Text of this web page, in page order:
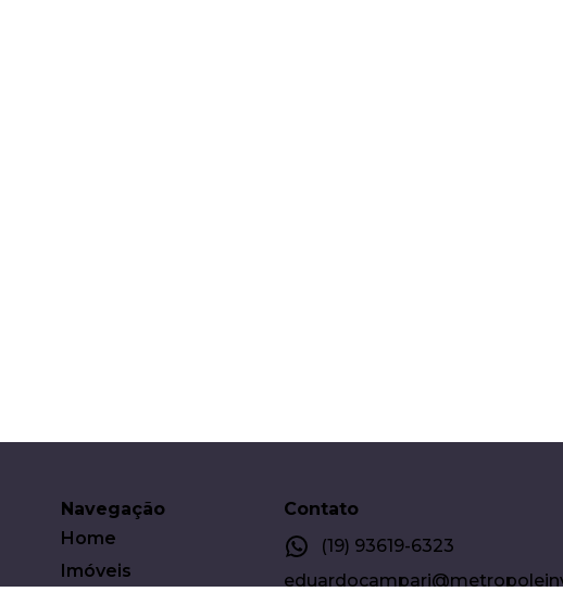
Navegação
Home
Imóveis
Contato
(19) 93619-6323